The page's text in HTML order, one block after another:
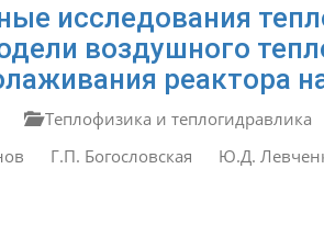
исследования
воздушного
реактора
Теплофизика и теплогидравлика
Г.П. Богословская Ю.Д.